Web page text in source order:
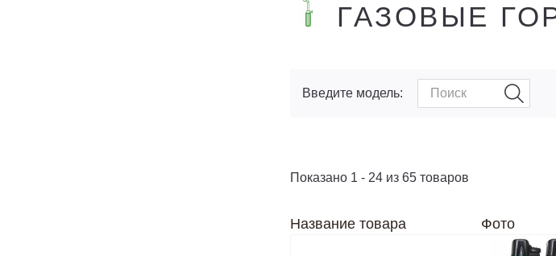
ГАЗОВЫЕ
Введите модель:
Показано 1 - 24 из 65 товаров
Название товара Фото